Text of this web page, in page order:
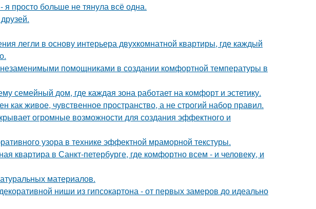
я просто больше не тянула всё одна.
легли в основу интерьера двухкомнатной квартиры, где каждый
помощниками в создании комфортной температуры в
семейный дом, где каждая зона работает на комфорт и эстетику.
живое, чувственное пространство, а не строгий набор правил.
огромные возможности для создания эффектного и
узора в технике эффектной мраморной текстуры.
квартира в Санкт-петербурге, где комфортно всем - и человеку, и
материалов.
ниши из гипсокартона - от первых замеров до идеально